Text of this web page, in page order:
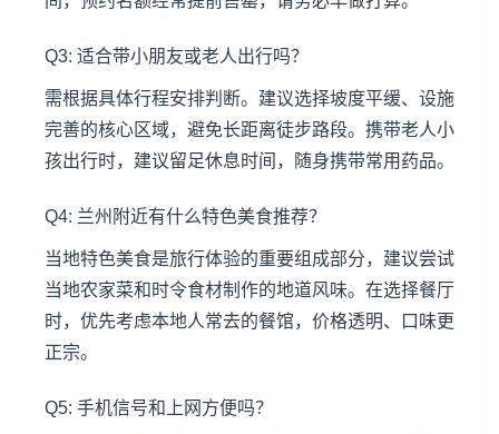
Q3: 适合带小朋友或老人出行吗？
需根据具体行程安排判断。建议选择坡度平缓、设施
完善的核心区域，避免长距离徒步路段。携带老人小
孩出行时，建议留足休息时间，随身携带常用药品。
Q4: 兰州附近有什么特色美食推荐？
当地特色美食是旅行体验的重要组成部分，建议尝试
当地农家菜和时令食材制作的地道风味。在选择餐厅
时，优先考虑本地人常去的餐馆，价格透明、口味更
正宗。
Q5: 手机信号和上网方便吗？